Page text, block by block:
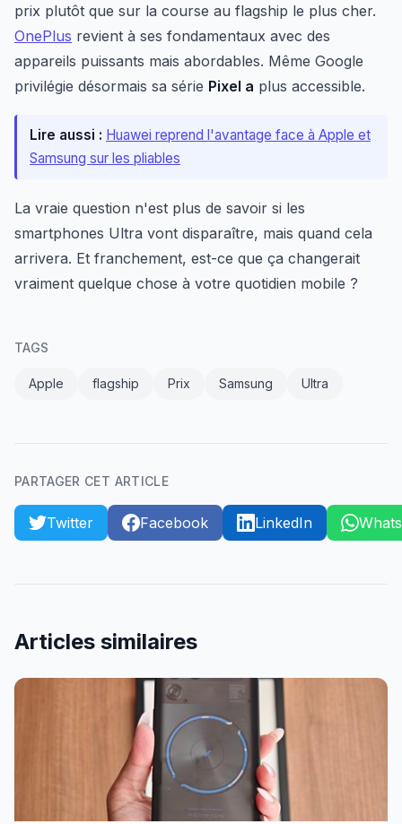
prix plutôt que sur la course au flagship le plus cher.
OnePlus revient à ses fondamentaux avec des
appareils puissants mais abordables. Même Google
privilégie désormais sa série Pixel a plus accessible.
Lire aussi : Huawei reprend l'avantage face à Apple et
Samsung sur les pliables
La vraie question n'est plus de savoir si les
smartphones Ultra vont disparaître, mais quand cela
arrivera. Et franchement, est-ce que ça changerait
vraiment quelque chose à votre quotidien mobile ?
TAGS
Apple flagship Prix Samsung Ultra
PARTAGER CET ARTICLE
Twitter Facebook LinkedIn
Articles similaires